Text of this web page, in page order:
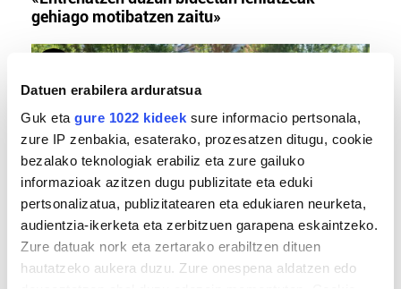
Datuen erabilera arduratsua
Guk eta gure 1022 kideek sure informacio pertsonala,
zure IP zenbakia, esaterako, prozesatzen ditugu, cookie
bezalako teknologiak erabiliz eta zure gailuko
informazioak azitzen dugu publizitate eta eduki
pertsonalizatua, publizitatearen eta edukiaren neurketa,
audientzia-ikerketa eta zerbitzuen garapena eskaintzeko.
Zure datuak nork eta zertarako erabiltzen dituen
hautatzeko aukera duzu. Zure onespena aldatzen edo
gehiago motibatzen zaitu»
MEMORIA HISTORIKOA
«Gai tabua izan da etxe gehienetan, jendeak
azkeneko momentuan hitz egin du»